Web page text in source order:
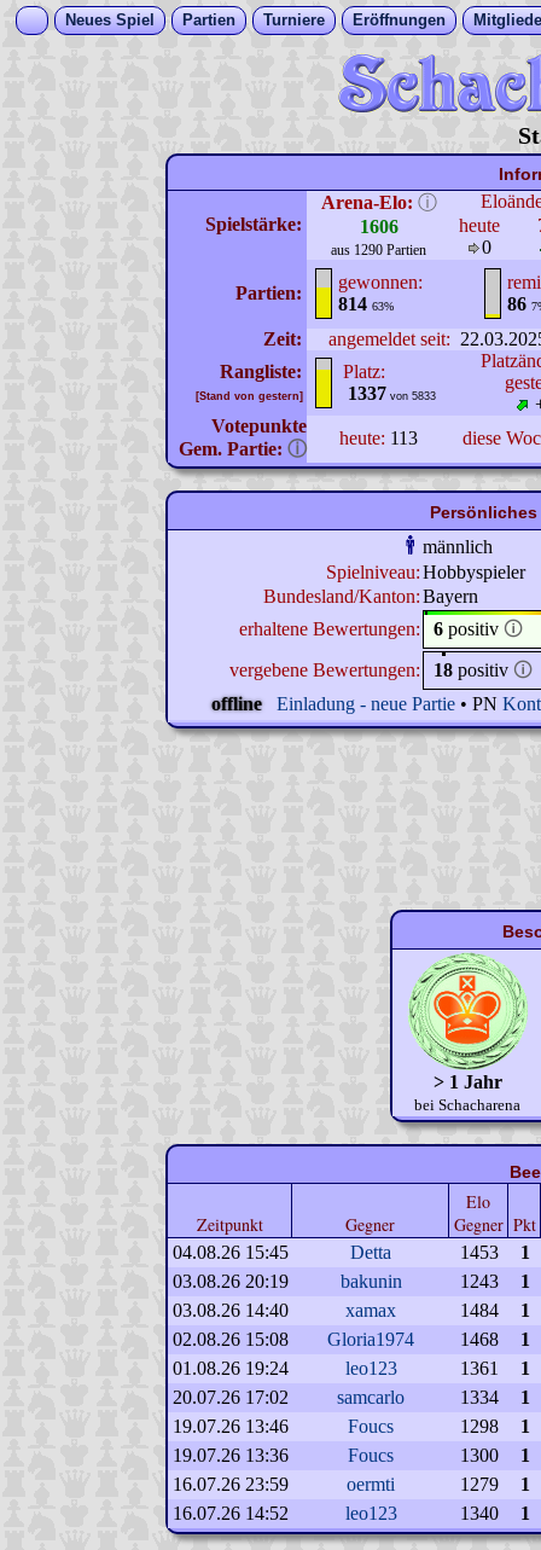
Neues Spiel Partien Turniere Eröffnungen
Spielstärke:
Arena-Elo: ⓘ
1606
aus 1290 Partien
heute
0
Partien:
gewonnen:
814 63%
86
Zeit: angemeldet seit:
Rangliste:
[Stand von gestern]
Platz:
1337 von 5833
Votepunkte
Gem. Partie: ⓘ
heute: 113 diese
männlich
Spielniveau:Hobbyspieler
Bundesland/Kanton:Bayern
erhaltene Bewertungen:
6 positiv 🛈
vergebene Bewertungen:
18 positiv 🛈
offline
Einladung - neue Partie • PN
> 1 Jahr
bei Schacharena
Zeitpunkt Gegner
Elo
Gegner Pkt
04.08.26 15:45 Detta 1453
1
03.08.26 20:19
bakunin 1243
1
03.08.26 14:40
xamax 1484
1
02.08.26 15:08
Gloria1974 1468
1
01.08.26 19:24
leo123 1361
1
20.07.26 17:02
samcarlo 1334
1
19.07.26 13:46
Foucs 1298
1
19.07.26 13:36
Foucs 1300
1
16.07.26 23:59
oermti 1279
1
16.07.26 14:52
leo123 1340 1